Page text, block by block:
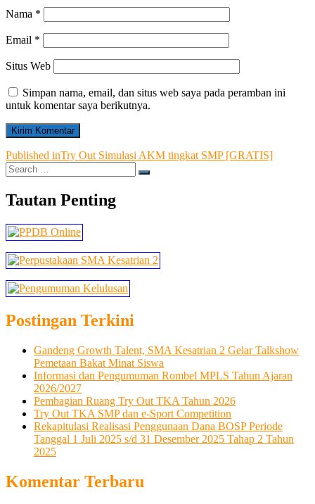
Nama *
Email *
Situs Web
Simpan nama, email, dan situs web saya pada peramban ini
untuk komentar saya berikutnya.
Navigasi
pos
Published inTry Out Simulasi AKM tingkat SMP [GRATIS]
Search
…
Tautan Penting
Postingan Terkini
Gandeng Growth Talent, SMA Kesatrian 2 Gelar Talkshow
Pemetaan Bakat Minat Siswa
Informasi dan Pengumuman Rombel MPLS Tahun Ajaran
2026/2027
Pembagian Ruang Try Out TKA Tahun 2026
Try Out TKA SMP dan e-Sport Competition
Rekapitulasi Realisasi Penggunaan Dana BOSP Periode
Tanggal 1 Juli 2025 s/d 31 Desember 2025 Tahap 2 Tahun
2025
Komentar Terbaru